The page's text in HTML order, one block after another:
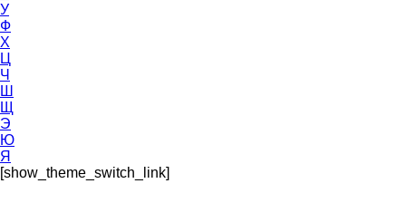
У
Ф
Х
Ц
Ч
Ш
Щ
Э
Ю
Я
[show_theme_switch_link]